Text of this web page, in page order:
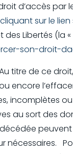
d’accès par
sur le
Libertés (la «
son-droit-
titre de ce
encore
incomplètes
au sort des
nécessaires.